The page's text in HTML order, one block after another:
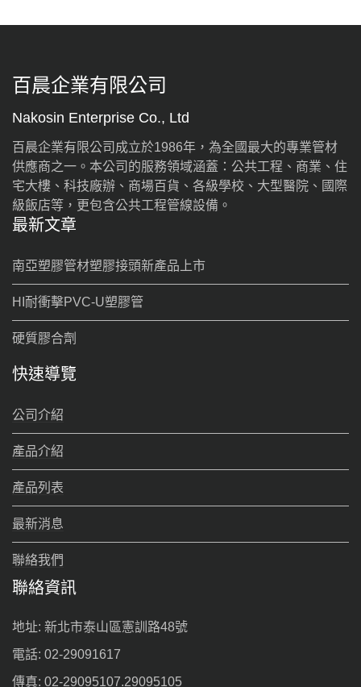
百晨企業有限公司
Nakosin Enterprise Co., Ltd
百晨企業有限公司成立於1986年，為全國最大的專業管材
供應商之一。本公司的服務領域涵蓋：公共工程、商業、住
宅大樓、科技廠辦、商場百貨、各級學校、大型醫院、國際
級飯店等，更包含公共工程管線設備。
最新文章
南亞塑膠管材塑膠接頭新產品上市
HI耐衝擊PVC-U塑膠管
硬質膠合劑
快速導覽
公司介紹
產品介紹
產品列表
最新消息
聯絡我們
聯絡資訊
地址: 新北市泰山區憲訓路48號
電話: 02-29091617
傳真: 02-29095107.29095105